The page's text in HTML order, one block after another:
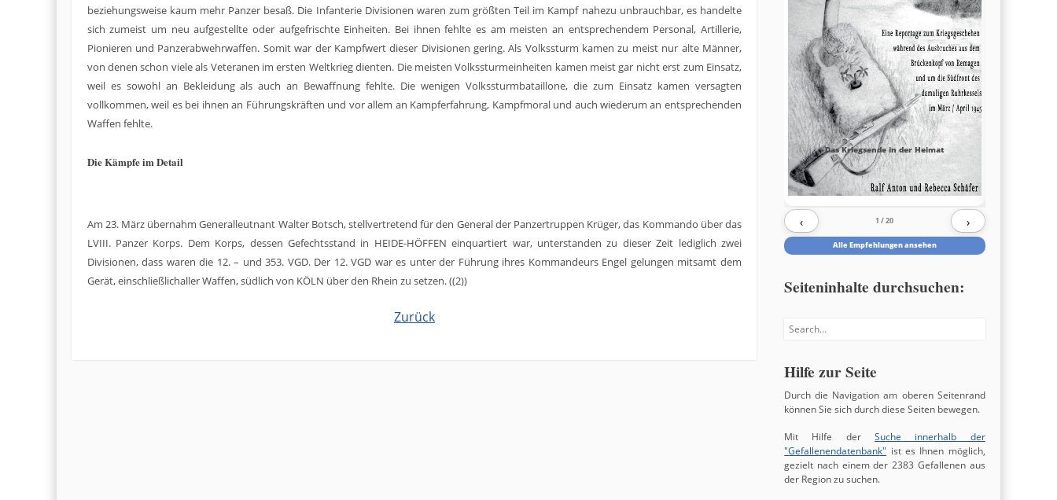
beziehungsweise kaum mehr Panzer besaß. Die Infanterie Divisionen waren zum größten Teil im Kampf nahezu unbrauchbar, es handelte
sich zumeist um neu aufgestellte oder aufgefrischte Einheiten. Bei ihnen fehlte es am meisten an entsprechendem Personal, Artillerie,
Pionieren und Panzerabwehrwaffen. Somit war der Kampfwert dieser Divisionen gering. Als Volkssturm kamen zu meist nur alte Männer,
von denen schon viele als Veteranen im ersten Weltkrieg dienten. Die meisten Volkssturmeinheiten kamen meist gar nicht erst zum Einsatz,
weil es sowohl an Bekleidung als auch an Bewaffnung fehlte. Die wenigen Volkssturmbataillone, die zum Einsatz kamen versagten
vollkommen, weil es bei ihnen an Führungskräften und vor allem an Kampferfahrung, Kampfmoral und auch wiederum an entsprechenden
Waffen fehlte.
Die Kämpfe im Detail
Am 23. März übernahm Generalleutnant Walter Botsch, stellvertretend für den General der Panzertruppen Krüger, das Kommando über das
LVIII. Panzer Korps. Dem Korps, dessen Gefechtsstand in HEIDE-HÖFFEN einquartiert war, unterstanden zu dieser Zeit lediglich zwei
Divisionen, dass waren die 12. – und 353. VGD. Der 12. VGD war es unter der Führung ihres Kommandeurs Engel gelungen mitsamt dem
Gerät, einschließlichaller Waffen, südlich von KÖLN über den Rhein zu setzen. ((2))
Zurück
Das Kriegsende in der Heimat
‹ 1 / 20 ›
Alle Empfehlungen ansehen
Seiteninhalte durchsuchen:
Search
Hilfe zur Seite
Durch die Navigation am oberen Seitenrand
können Sie sich durch diese Seiten bewegen.
Mit Hilfe derSuche innerhalb der
"Gefallenendatenbank" ist es Ihnen möglich,
gezielt nach einem der 2383 Gefallenen aus
der Region zu suchen.